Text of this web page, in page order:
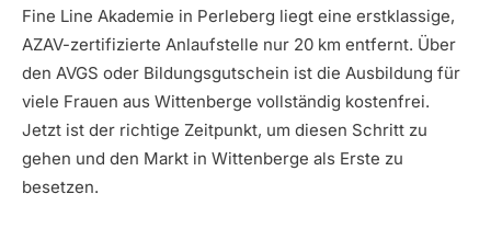
Fine Line Akademie in Perleberg liegt eine erstklassige,
AZAV-zertifizierte Anlaufstelle nur 20 km entfernt. Über
den AVGS oder Bildungsgutschein ist die Ausbildung für
viele Frauen aus Wittenberge vollständig kostenfrei.
Jetzt ist der richtige Zeitpunkt, um diesen Schritt zu
gehen und den Markt in Wittenberge als Erste zu
besetzen.